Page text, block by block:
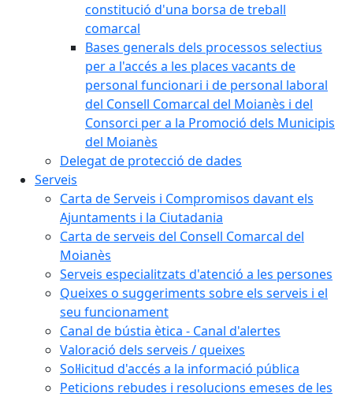
constitució d'una borsa de treball
comarcal
Bases generals dels processos selectius
per a l'accés a les places vacants de
personal funcionari i de personal laboral
del Consell Comarcal del Moianès i del
Consorci per a la Promoció dels Municipis
del Moianès
Delegat de protecció de dades
Serveis
Carta de Serveis i Compromisos davant els
Ajuntaments i la Ciutadania
Carta de serveis del Consell Comarcal del
Moianès
Serveis especialitzats d'atenció a les persones
Queixes o suggeriments sobre els serveis i el
seu funcionament
Canal de bústia ètica - Canal d'alertes
Valoració dels serveis / queixes
Sol·licitud d'accés a la informació pública
Peticions rebudes i resolucions emeses de les